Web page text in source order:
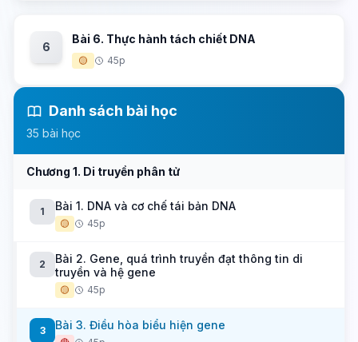
6
Bài 6. Thực hành tách chiết DNA
🟡 45p
Danh sách bài học
35 bài học
Chương 1. Di truyền phân tử
1 Bài 1. DNA và cơ chế tái bản DNA
🟡 45p
2
Bài 2. Gene, quá trình truyền đạt thông tin di
truyền và hệ gene
🟡 45p
3 Bài 3. Điều hòa biểu hiện gene